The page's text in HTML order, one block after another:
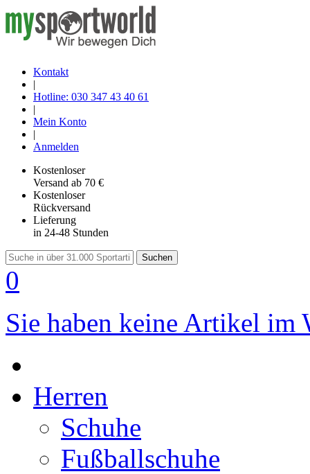
Kontakt
|
Hotline: 030 347 43 40 61
|
Mein Konto
|
Anmelden
Kostenloser
Versand ab 70 €
Kostenloser
Rückversand
Lieferung
in 24-48 Stunden
Suchen
0
Sie haben keine Artikel im
Herren
Schuhe
Fußballschuhe